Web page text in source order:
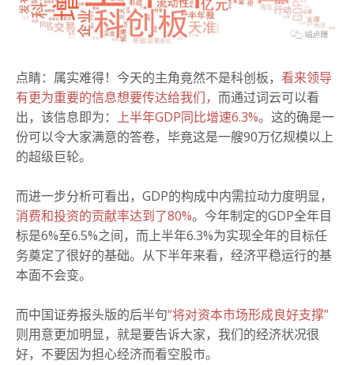
点睛：属实难得！今天的主角竟然不是科创板， 看来领导
有更为重要的信息想要传达给我们， 而通过词云可以看
出，该信息即为： 上半年GDP同比增速6.3%。这的确是一
份可以令大家满意的答卷，毕竟这是一艘90万亿规模以上
的超级巨轮。
而进一步分析可看出，GDP的构成中内需拉动力度明显，
消费和投资的贡献率达到了80%。 今年制定的GDP全年目
标是6%至6.5%之间，而上半年6.3%为实现全年的目标任
务奠定了很好的基础。从下半年来看，经济平稳运行的基
本面不会变。
而中国证券报头版的后半句“将对资本市场形成良好支撑”
则用意更加明显，就是要告诉大家，我们的经济状况很
好，不要因为担心经济而看空股市。